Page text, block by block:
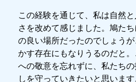
この経験を通じて、私は自然
さを改めて感じました。鳩た
の良い場所だったのでしょう
かす存在にもなりうるのだと
への敬意を忘れずに、私たち
しを守っていきたいと思います